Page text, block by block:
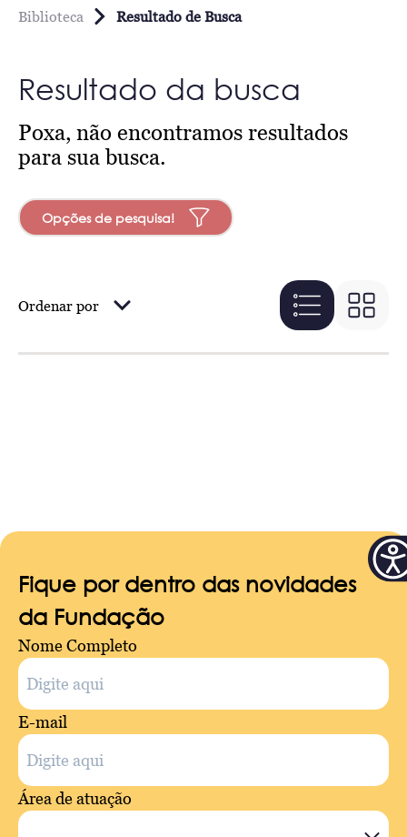
Biblioteca Resultado de Busca
Resultado da busca
Poxa, não encontramos resultados
para sua busca.
Opções de pesquisa!
Ordenar por
Fique por dentro das novidades
da Fundação
Nome Completo
E-mail
Área de atuação